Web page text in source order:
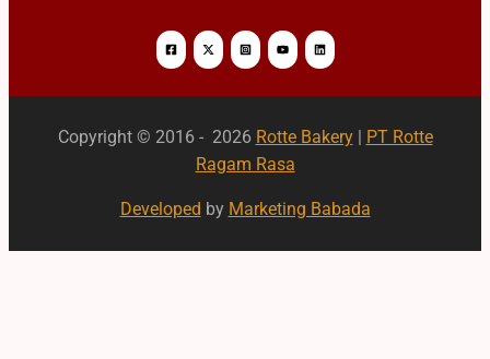
Copyright © 2016 - 2026 Rotte Bakery| PT Rotte
Ragam Rasa
Developed by Marketing Babada